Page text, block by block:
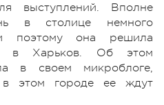
выступлений. Вполне
в столице немного
поэтому она решила
в Харьков. Об этом
в своем микроблоге,
в этом городе ее ждут